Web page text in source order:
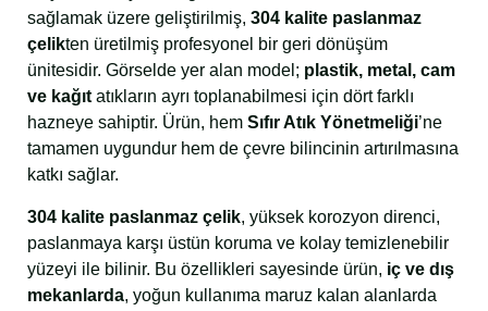
sağlamak üzere geliştirilmiş, 304 kalite paslanmaz
çelikten üretilmiş profesyonel bir geri dönüşüm
ünitesidir. Görselde yer alan model; plastik, metal, cam
ve kağıt atıkların ayrı toplanabilmesi için dört farklı
hazneye sahiptir. Ürün, hem Sıfır Atık Yönetmeliği’ne
tamamen uygundur hem de çevre bilincinin artırılmasına
katkı sağlar.
304 kalite paslanmaz çelik, yüksek korozyon direnci,
paslanmaya karşı üstün koruma ve kolay temizlenebilir
yüzeyi ile bilinir. Bu özellikleri sayesinde ürün, iç ve dış
mekanlarda, yoğun kullanıma maruz kalan alanlarda